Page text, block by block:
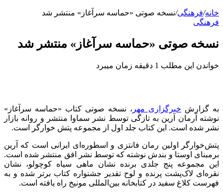
خانه/فرهنگی/نسخه صوتی «حماسه سرآغاز» منتشر شد
فرهنگی
نسخه صوتی «حماسه سرآغاز» منتشر شد
خواندن این مطلب 1 دقیقه زمان میبرد
به گزارش خبرگزاری مهر ، نسخه صوتی کتاب «حماسه سرآغاز»
نوشته آرمان آرین به تازگی توسط نشر سماوا منتشر و روانه بازار
نشر شده است. این کتاب جلد اول از مجموعه پتش خوارگر است.
پتش‌خوارگر اولین رمان فانتزی و اسطوره‌ای ایرانی است که آرین
برمبنای اوستا و بندش نوشته که توسط نشر افق منتشر شده است.
این مجموعه پنج جلدی برنده‌ نشان ماهی سیاه کوچولو، نشان
نقره‌ای لاک‌پشت پرنده و لوح تقدیر جشنواره‌ کتاب برتر شده و به
فهرست کلاغ سفید در کتابخانه‌ بین‌المللی مونیخ راه یافته است.